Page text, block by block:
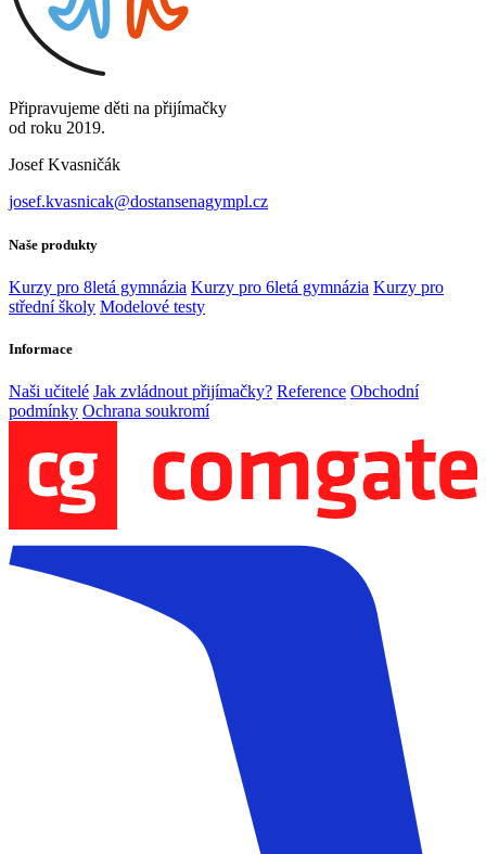
Připravujeme děti na přijímačky
od roku 2019.
Josef Kvasničák
josef.kvasnicak@dostansenagympl.cz
Naše produkty
Kurzy pro 8letá gymnázia Kurzy pro 6letá gymnázia Kurzy pro
střední školy Modelové testy
Informace
Naši učitelé Jak zvládnout přijímačky? Reference Obchodní
podmínky Ochrana soukromí